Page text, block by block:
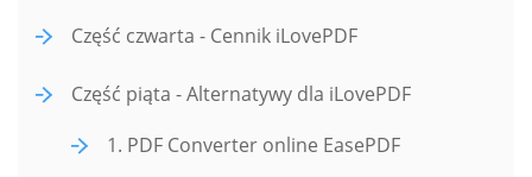
Część czwarta - Cennik iLovePDF
Część piąta - Alternatywy dla iLovePDF
1. PDF Converter online EasePDF